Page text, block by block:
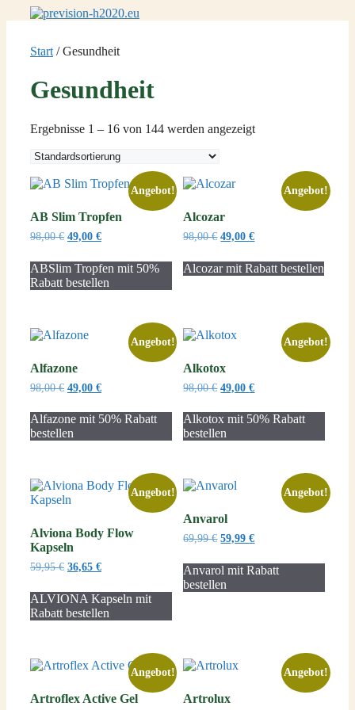
Start / Gesundheit
Gesundheit
Ergebnisse 1 – 16 von 144 werden angezeigt
Angebot!
AB Slim Tropfen
98,00€ Ursprünglicher
war:
98,00 €
49,00 €Aktueller
ist:
49,00 €.
ABSlim Tropfen mit 50%
Rabatt bestellen
Angebot!
Alcozar
98,00€ Ursprünglicher
war:
98,00 €
49,00€Aktueller
ist:
49,00 €.
Alcozar mit Rabatt bestellen
Angebot!
Alfazone
98,00€ Ursprünglicher
war:
98,00 €
49,00 €Aktueller
ist:
49,00 €.
Alfazone mit 50% Rabatt
bestellen
Angebot!
Alkotox
98,00€ Ursprünglicher
war:
98,00 €
49,00€Aktueller
ist:
49,00 €.
Alkotox mit 50% Rabatt
bestellen
Angebot!
Alviona Body Flow
Kapseln
59,95€ Ursprünglicher
war:
59,95 €
36,65 €Aktueller
ist:
36,65 €.
ALVIONA Kapseln mit
Rabatt bestellen
Angebot!
Anvarol
69,99€ Ursprünglicher
war:
69,99 €
59,99€Aktueller
ist:
59,99 €.
Anvarol mit Rabatt
bestellen
Angebot!
Artroflex Active Gel
Angebot!
Artrolux